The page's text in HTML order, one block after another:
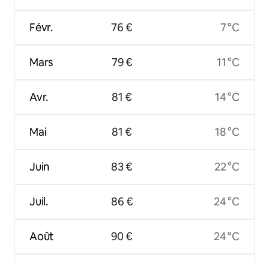
Févr.
Mars
Avr.
Mai
Juin
Juil.
Août
76 €
79 €
81 €
81 €
83 €
86 €
90 €
7 °C
11 °C
14 °C
18 °C
22 °C
24 °C
24 °C